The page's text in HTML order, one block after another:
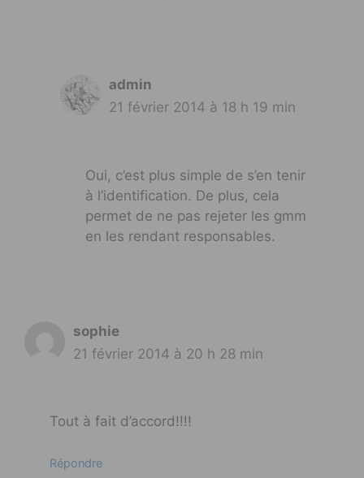
admin
21 février 2014 à 18 h 19 min
Oui, c’est plus simple de s’en tenir
à l’identification. De plus, cela
permet de ne pas rejeter les gmm
en les rendant responsables.
sophie
21 février 2014 à 20 h 28 min
Tout à fait d’accord!!!!
Répondre